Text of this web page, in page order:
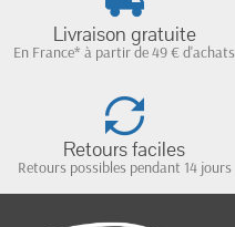
Livraison gratuite
En France* à partir de 49 € d'achats
Retours faciles
Retours possibles pendant 14 jours